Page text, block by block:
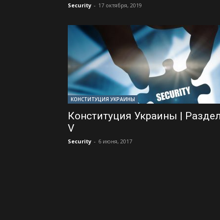
Security - 17 октября, 2019
КОНСТИТУЦИЯ УКРАИНЫ
Конституция Украины |
V
Security - 6 июня, 2017